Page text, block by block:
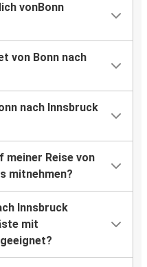
vonBonn
von Bonn nach
nach Innsbruck
meiner Reise von
mitnehmen?
Innsbruck
mit